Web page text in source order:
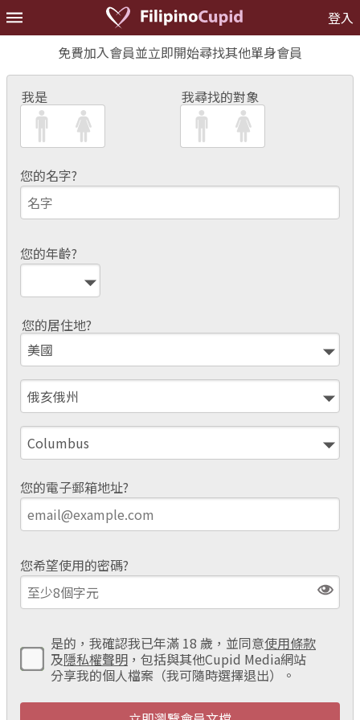
登入
免費加入會員並立即開始尋找其他單身會員
我是 我尋找的對象
您的名字?
您的年齡?
您的居住地?
您的電子郵箱地址?
您希望使用的密碼?
是的，我確認我已年滿 18 歲，並同意使用條款
及隱私權聲明 ，包括與其他Cupid Media網站
分享我的個人檔案（我可隨時選擇退出）。